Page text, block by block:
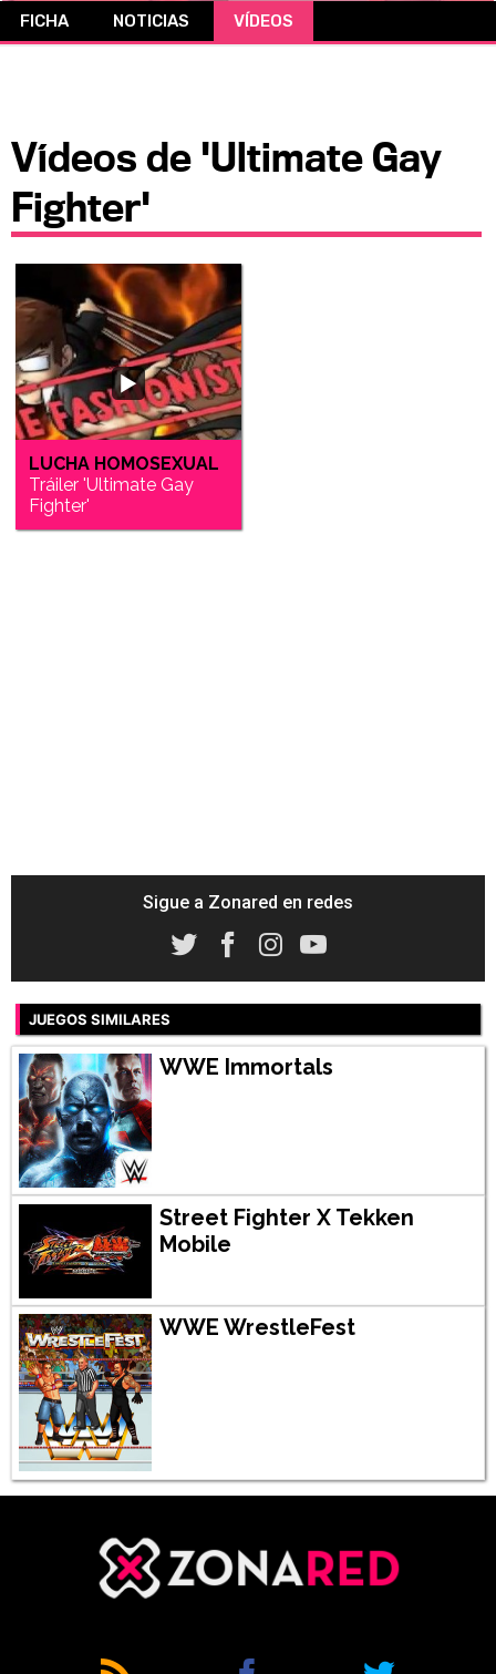
FICHA NOTICIAS VÍDEOS
Vídeos de 'Ultimate Gay
Fighter'
LUCHA HOMOSEXUAL
Tráiler 'Ultimate Gay
Fighter'
Sigue a Zonared en redes
JUEGOS SIMILARES
WWE Immortals
Street Fighter X Tekken
Mobile
WWE WrestleFest